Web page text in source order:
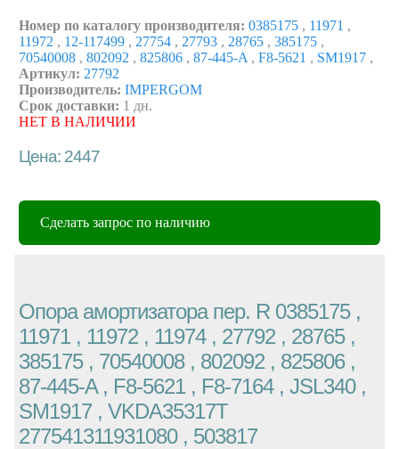
Номер по каталогу производителя: 0385175 , 11971 ,
11972 , 12-117499 , 27754 , 27793 , 28765 , 385175 ,
70540008 , 802092 , 825806 , 87-445-A , F8-5621 , SM1917 ,
Артикул: 27792
Производитель: IMPERGOM
Срок доставки: 1 дн.
НЕТ В НАЛИЧИИ
Цена: 2447
Сделать запрос по наличию
Опора амортизатора пер. R 0385175 ,
11971 , 11972 , 11974 , 27792 , 28765 ,
385175 , 70540008 , 802092 , 825806 ,
87-445-A , F8-5621 , F8-7164 , JSL340 ,
SM1917 , VKDA35317T
277541311931080 , 503817